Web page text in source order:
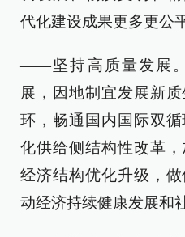
代化建设成果更多更公
——坚持高质量发展
展，因地制宜发展新
环，畅通国内国际双
化供给侧结构性改革
经济结构优化升级，
动经济持续健康发展和